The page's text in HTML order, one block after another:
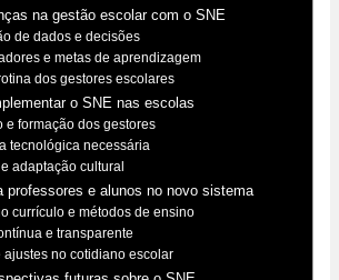
na gestão escolar com o SNE
de dados e decisões
e metas de aprendizagem
dos gestores escolares
o SNE nas escolas
e formação dos gestores
tecnológica necessária
adaptação cultural
professores e alunos no novo sistema
currículo e métodos de ensino
e transparente
ajustes no cotidiano escolar